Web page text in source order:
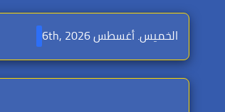
content
الخميس. أغسطس 6th, 2026